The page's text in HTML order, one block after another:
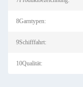
8Garntypen:
9Schifffahrt:
10Qualität: